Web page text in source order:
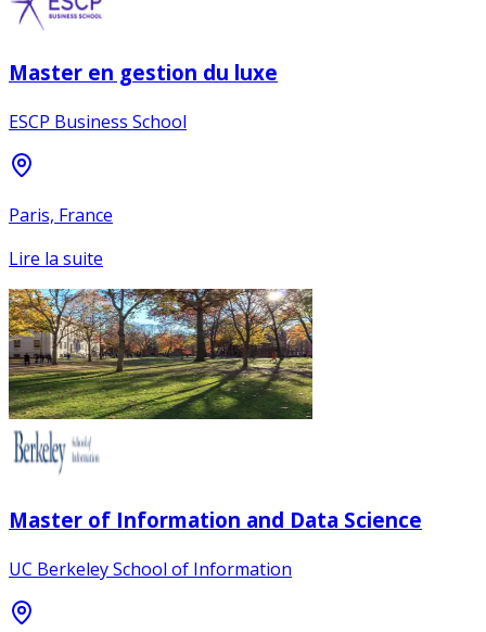
Master en gestion du luxe
ESCP Business School
Paris, France
Lire la suite
Master of Information and Data Science
UC Berkeley School of Information